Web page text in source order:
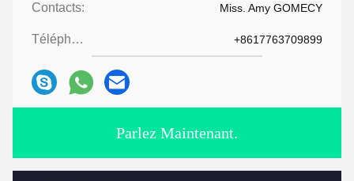
Contacts: Miss. Amy GOMECY
Téléphone: +8617763709899
Parlez Maintenant.